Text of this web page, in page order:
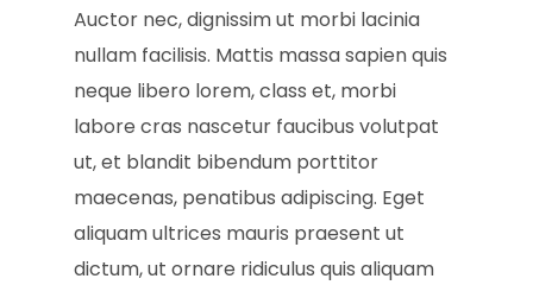
Auctor nec, dignissim ut morbi lacinia
nullam facilisis. Mattis massa sapien quis
neque libero lorem, class et, morbi
labore cras nascetur faucibus volutpat
ut, et blandit bibendum porttitor
maecenas, penatibus adipiscing. Eget
aliquam ultrices mauris praesent ut
dictum, ut ornare ridiculus quis aliquam